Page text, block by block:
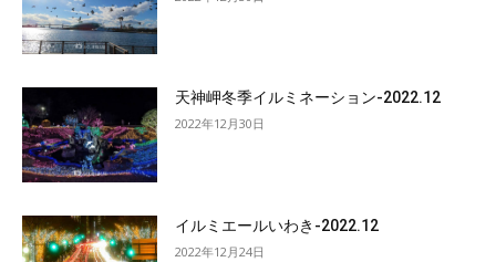
天神岬冬季イルミネーション-2022.12
2022年12月30日
イルミエールいわき-2022.12
2022年12月24日